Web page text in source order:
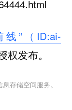
线”（ID:ai-
权发布。
存储空间服务。